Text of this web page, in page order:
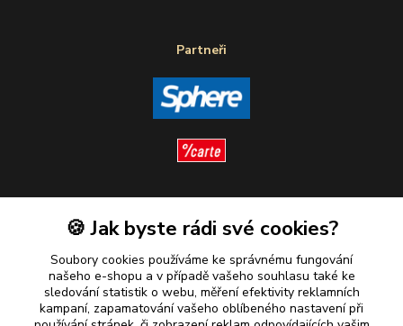
Partneři
Sledujte nás
Plaťte u nás bezpečně
🍪 Jak byste rádi své cookies?
Soubory cookies používáme ke správnému fungování
našeho e-shopu a v případě vašeho souhlasu také ke
sledování statistik o webu, měření efektivity reklamních
kampaní, zapamatování vašeho oblíbeného nastavení při